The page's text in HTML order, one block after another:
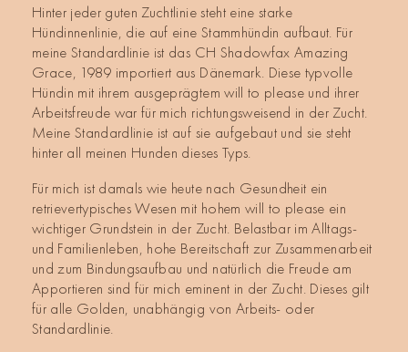
Hinter jeder guten Zuchtlinie steht eine starke
Hündinnenlinie, die auf eine Stammhündin aufbaut. Für
meine Standardlinie ist das CH Shadowfax Amazing
Grace, 1989 importiert aus Dänemark. Diese typvolle
Hündin mit ihrem ausgeprägtem will to please und ihrer
Arbeitsfreude war für mich richtungsweisend in der Zucht.
Meine Standardlinie ist auf sie aufgebaut und sie steht
hinter all meinen Hunden dieses Typs.
Für mich ist damals wie heute nach Gesundheit ein
retrievertypisches Wesen mit hohem will to please ein
wichtiger Grundstein in der Zucht. Belastbar im Alltags-
und Familienleben, hohe Bereitschaft zur Zusammenarbeit
und zum Bindungsaufbau und natürlich die Freude am
Apportieren sind für mich eminent in der Zucht. Dieses gilt
für alle Golden, unabhängig von Arbeits- oder
Standardlinie.